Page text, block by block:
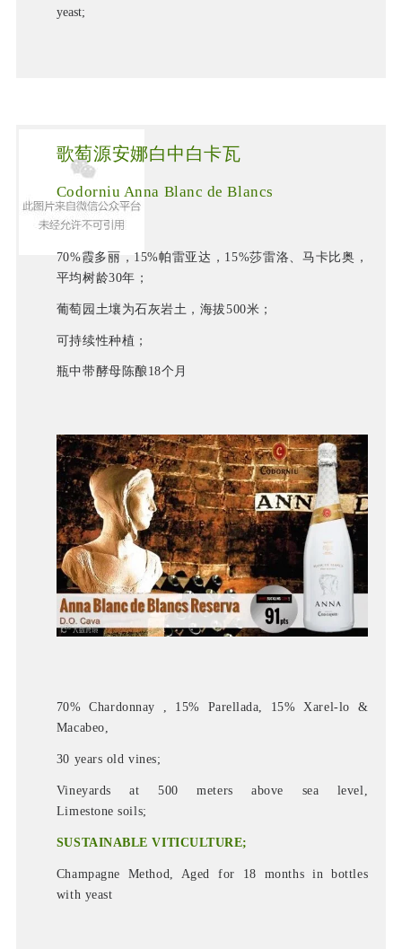
yeast;
歌萄源安娜白中白卡瓦
Codorniu Anna Blanc de Blancs
70%霞多丽，15%帕雷亚达，15%莎雷洛、马卡比奥，
平均树龄30年；
葡萄园土壤为石灰岩土 ，海拔500米；
可持续性种植；
瓶中带酵母陈酿18个月
70% Chardonnay , 15% Parellada, 15% Xarel-lo &
Macabeo,
30 years old vines;
Vineyards at 500 meters above sea level,
Limestone soils;
SUSTAINABLE VITICULTURE;
Champagne Method, Aged for 18 months in bottles
with yeast